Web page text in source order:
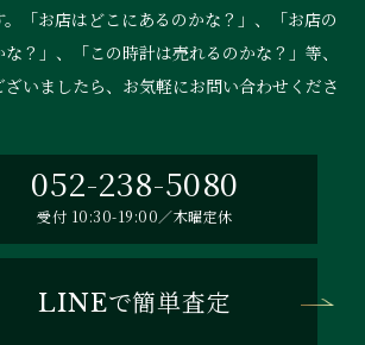
「お店はどこにあるのかな？」、
「お店の
？」、「この時計は売れるのかな？」等、
いましたら、お気軽にお問い合わせくださ
052-238-5080
受付 10:30-19:00／木曜定休
LINEで簡単査定